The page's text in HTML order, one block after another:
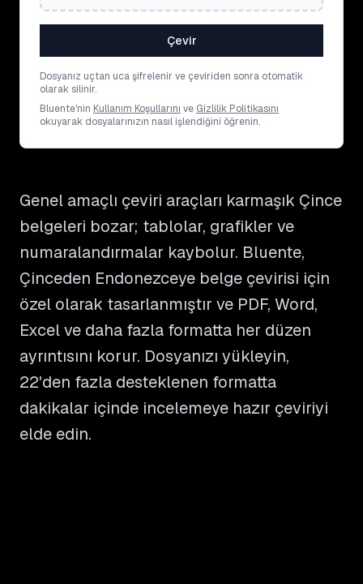
Çevir
Dosyanız uçtan uca şifrelenir ve çeviriden sonra otomatik
olarak silinir.
Bluente'nin Kullanım Koşullarını ve Gizlilik Politikasını
okuyarak dosyalarınızın nasıl işlendiğini öğrenin.
Genel amaçlı çeviri araçları karmaşık Çince
belgeleri bozar; tablolar, grafikler ve
numaralandırmalar kaybolur. Bluente,
Çinceden Endonezceye belge çevirisi için
özel olarak tasarlanmıştır ve PDF, Word,
Excel ve daha fazla formatta her düzen
ayrıntısını korur. Dosyanızı yükleyin,
22'den fazla desteklenen formatta
dakikalar içinde incelemeye hazır çeviriyi
elde edin.